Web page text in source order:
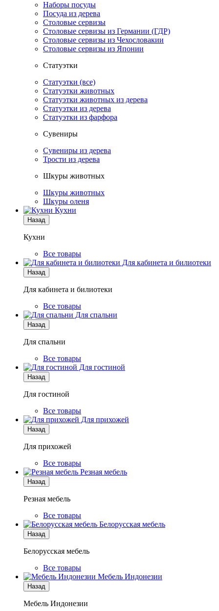
Наборы посуды
Посуда из дерева
Столовые сервизы
Столовые сервизы из Германии (ГДР)
Столовые сервизы из Чехословакии
Столовые сервизы из Японии
Статуэтки
Статуэтки (все)
Статуэтки животных
Статуэтки животных из дерева
Статуэтки из дерева
Статуэтки из фарфора
Сувениры
Сувениры из дерева
Трости из дерева
Шкуры животных
Шкуры животных
Шкуры оленя
Кухни
Назад
Кухни
Все товары
Для кабинета и билиотеки
Назад
Для кабинета и билиотеки
Все товары
Для спальни
Назад
Для спальни
Все товары
Для гостиной
Назад
Для гостиной
Все товары
Для прихожей
Назад
Для прихожей
Все товары
Резная мебель
Назад
Резная мебель
Все товары
Белорусская мебель
Назад
Белорусская мебель
Все товары
Мебель Индонезии
Назад
Мебель Индонезии